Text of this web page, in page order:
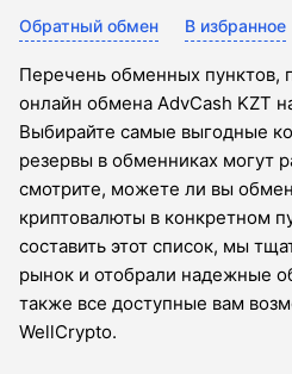
Обратный обмен В избранное
Перечень обменных пунктов,
онлайн обмена AdvCash KZT
Выбирайте самые выгодные
резервы в обменниках могут
смотрите, можете ли вы
криптовалюты в конкретном
составить этот список, мы
рынок и отобрали надежные
также все доступные вам
WellCrypto.